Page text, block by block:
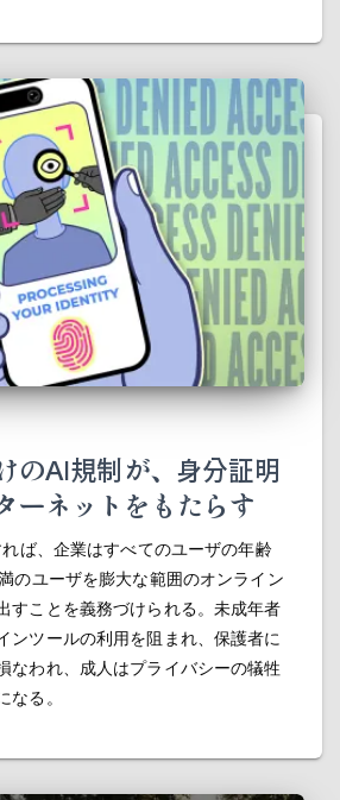
のAI規制が、身分証明
ーネットをもたらす
ば、企業はすべてのユーザの年齢
のユーザを膨大な範囲のオンライン
すことを義務づけられる。未成年者
ンツールの利用を阻まれ、保護者に
なわれ、成人はプライバシーの犠牲
なる。